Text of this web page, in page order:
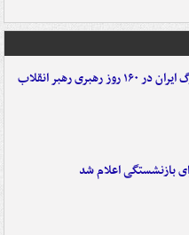
بازنشستگی اعلام شد